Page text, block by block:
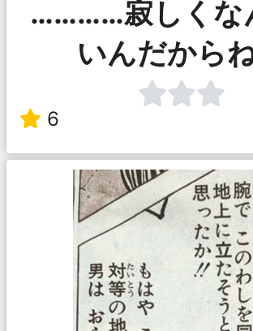
…………寂しくな
いんだから
6